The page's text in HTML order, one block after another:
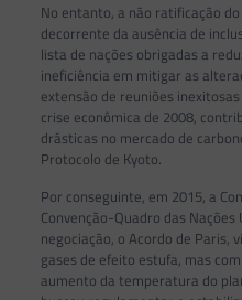
No entanto, a não ratificação
decorrente da ausência de
lista de nações obrigadas a
ineficiência em mitigar as
extensão de reuniões
crise econômica de 2008,
drásticas no mercado de
Protocolo de Kyoto.
Por conseguinte, em 2015, a
Convenção-Quadro das
negociação, o Acordo de Paris,
gases de efeito estufa, mas
aumento da temperatura do